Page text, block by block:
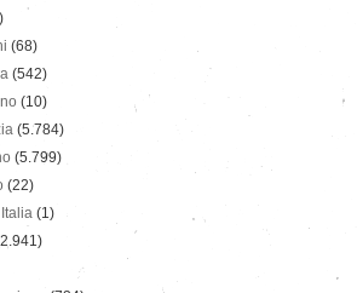
(68)
(542)
(10)
(5.784)
(5.799)
(22)
(1)